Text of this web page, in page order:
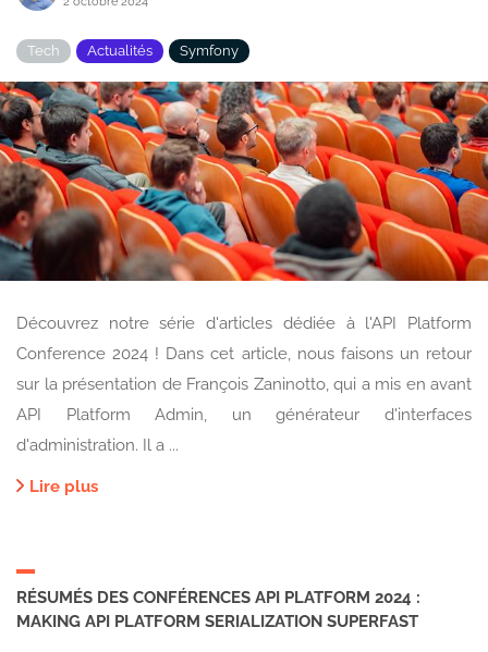
Tech Actualités Symfony
Découvrez notre série d'articles dédiée à l'API Platform
Conference 2024 ! Dans cet article, nous faisons un retour
sur la présentation de François Zaninotto, qui a mis en avant
API Platform Admin, un générateur d'interfaces
d'administration. Il a ...
Lire plus
RÉSUMÉS DES CONFÉRENCES API PLATFORM 2024 :
MAKING API PLATFORM SERIALIZATION SUPERFAST